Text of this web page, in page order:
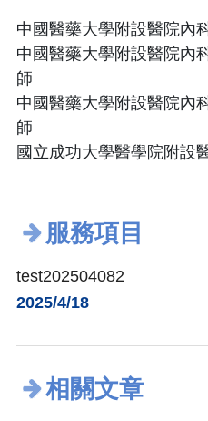
中國醫藥大學附設醫院內
中國醫藥大學附設醫院內
師
中國醫藥大學附設醫院內
師
國立成功大學醫學院附設
服務項目
test202504082
2025/4/18
相關文章